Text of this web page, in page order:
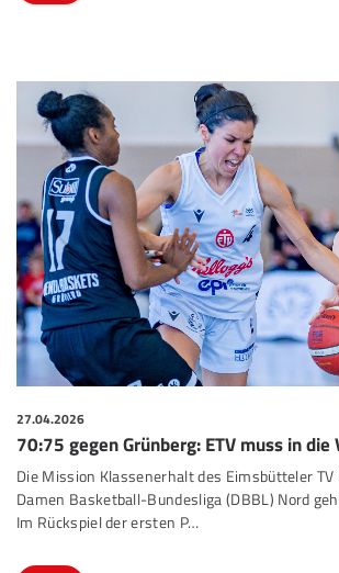
27.04.2026
70:75 gegen Grünberg: ETV muss in
Die Mission Klassenerhalt des Eimsbütteler TV
Damen Basketball-Bundesliga (DBBL) Nord
Im Rückspiel der ersten P…